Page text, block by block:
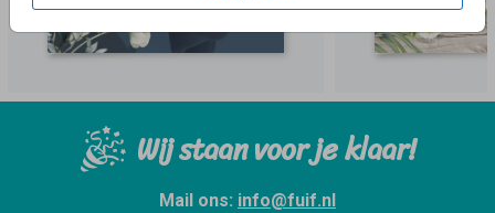
Wij staan voor je klaar!
Mail ons: info@fuif.nl